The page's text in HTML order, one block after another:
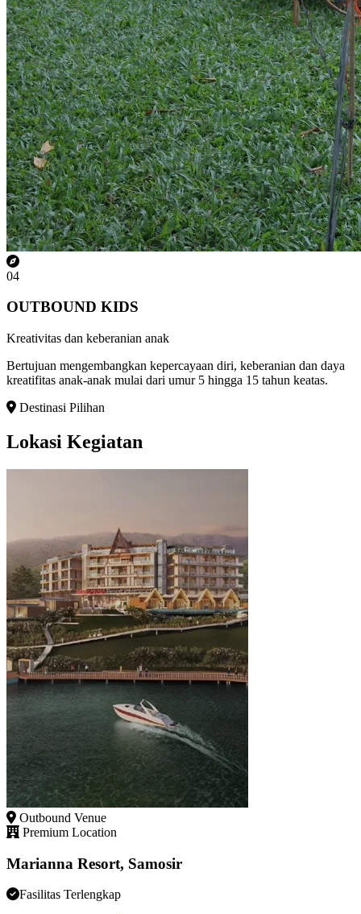
04
OUTBOUND KIDS
Kreativitas dan keberanian anak
Bertujuan mengembangkan kepercayaan diri, keberanian dan daya
kreatifitas anak-anak mulai dari umur 5 hingga 15 tahun keatas.
Destinasi Pilihan
Lokasi Kegiatan
Outbound Venue
Premium Location
Marianna Resort, Samosir
Fasilitas Terlengkap